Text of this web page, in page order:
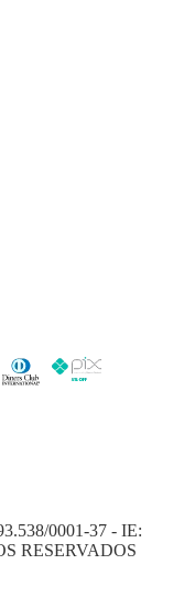
0001-37 - IE:
RESERVADOS